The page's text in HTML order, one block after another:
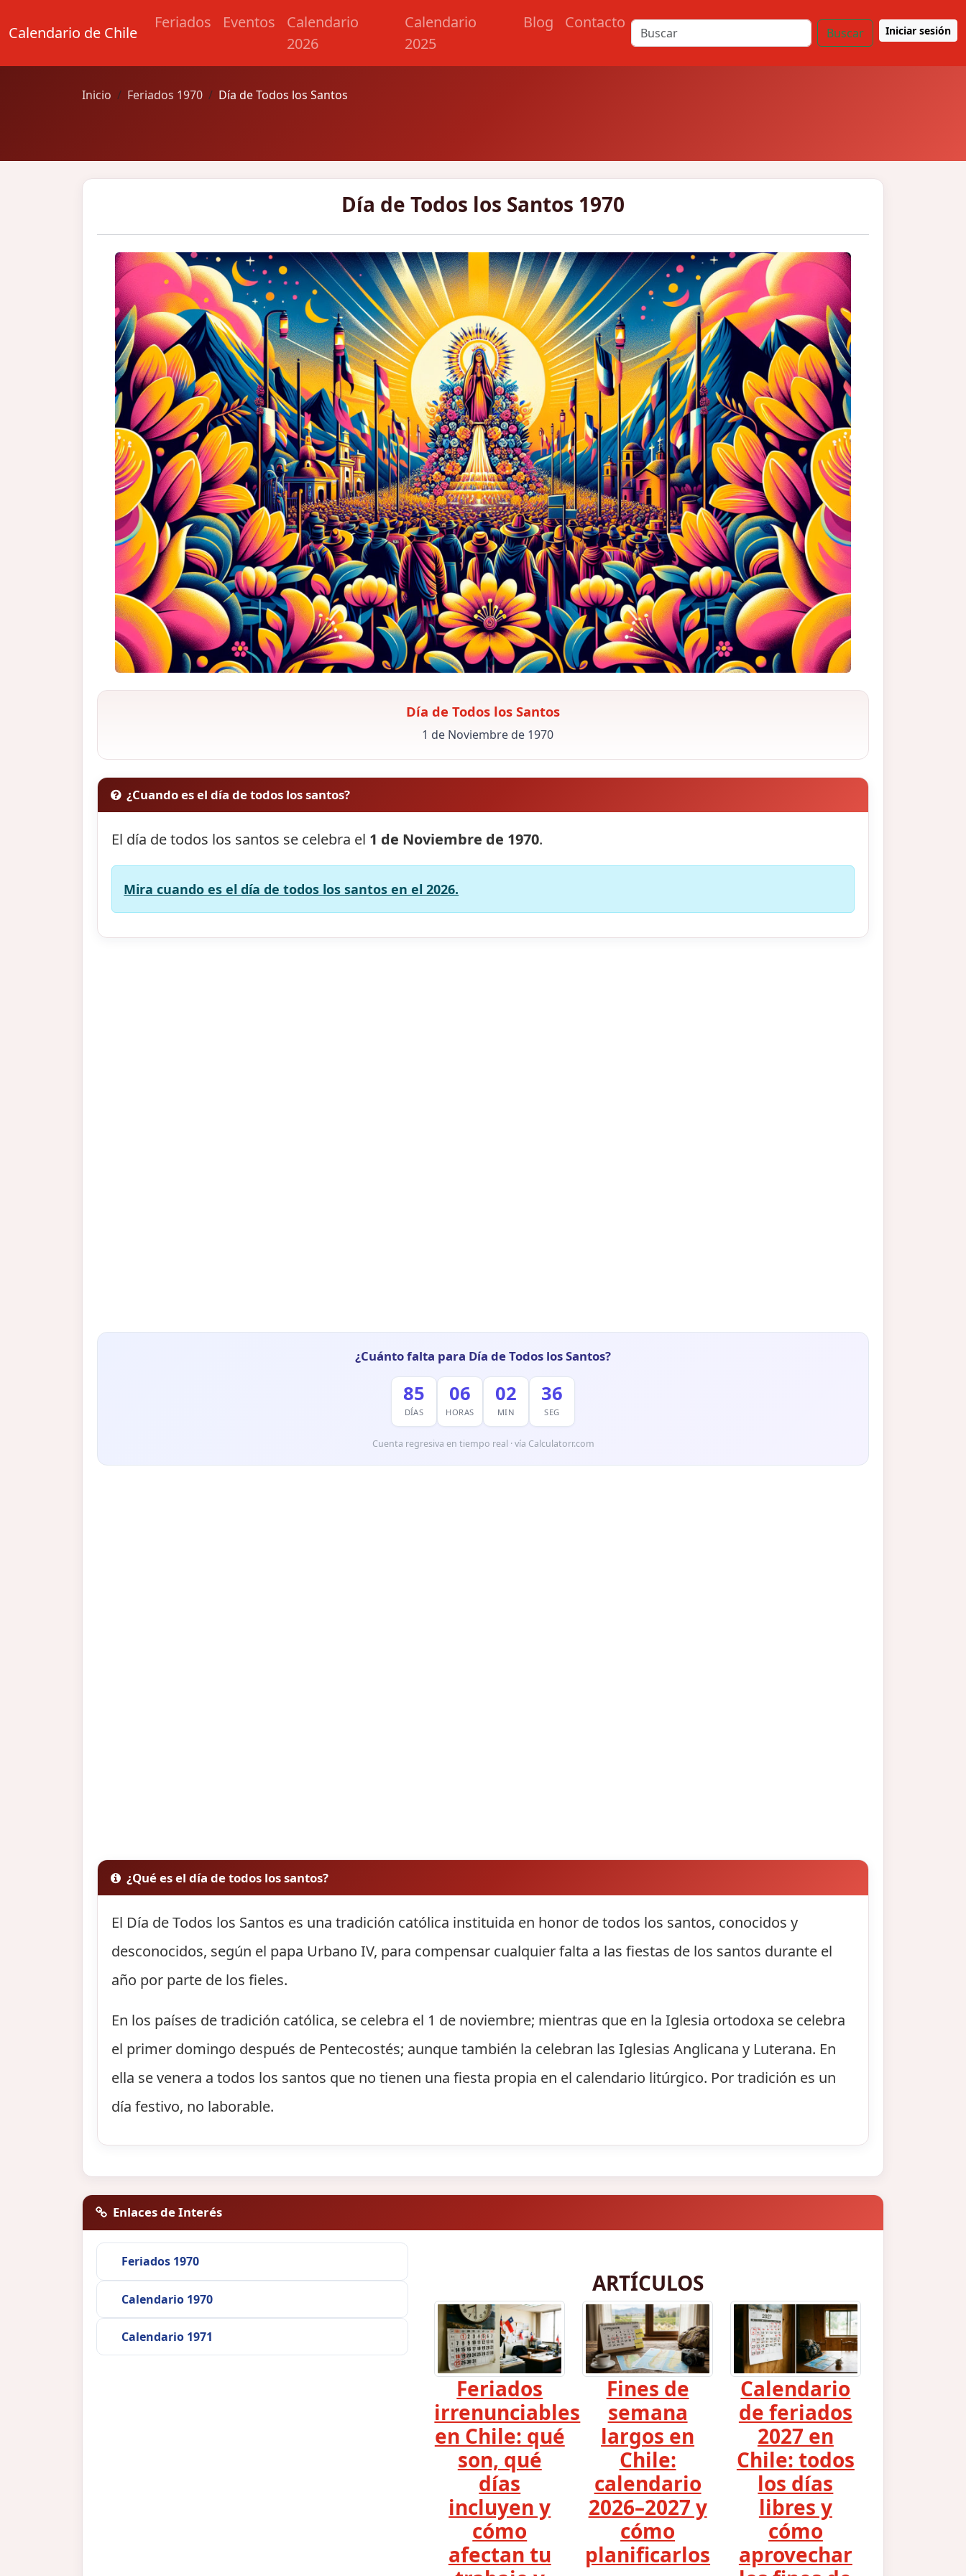
Calendario de Chile
Feriados Eventos
Calendario
2026
Calendario
2025
Blog Contacto
Buscar Iniciar sesión
Inicio Feriados 1970 Día de Todos los Santos
Día de Todos los Santos 1970
Día de Todos los Santos
1 de Noviembre de 1970
¿Cuando es el día de todos los santos?
El día de todos los santos se celebra el 1 de Noviembre de 1970.
Mira cuando es el día de todos los santos en el 2026.
¿Cuánto falta para Día de Todos los Santos?
85
DÍAS
06
HORAS
02
MIN
35
SEG
Cuenta regresiva en tiempo real · vía Calculatorr.com
¿Qué es el día de todos los santos?
El Día de Todos los Santos es una tradición católica instituida en honor de todos los santos, conocidos y
desconocidos, según el papa Urbano IV, para compensar cualquier falta a las fiestas de los santos durante el
año por parte de los fieles.
En los países de tradición católica, se celebra el 1 de noviembre; mientras que en la Iglesia ortodoxa se celebra
el primer domingo después de Pentecostés; aunque también la celebran las Iglesias Anglicana y Luterana. En
ella se venera a todos los santos que no tienen una fiesta propia en el calendario litúrgico. Por tradición es un
día festivo, no laborable.
Enlaces de Interés
Feriados 1970
Calendario 1970
Calendario 1971
ARTÍCULOS
Feriados
irrenunciables
en Chile: qué
son, qué
días
incluyen y
cómo
afectan tu
Fines de
semana
largos en
Chile:
calendario
2026–2027 y
cómo
planificarlos
Calendario
de feriados
2027 en
Chile: todos
los días
libres y
cómo
aprovechar